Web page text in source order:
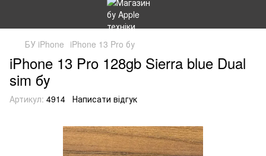
БУ iPhone iPhone 13 Pro бу
iPhone 13 Pro 128gb Sierra blue Dual
sim бу
Артикул: 4914 Написати відгук